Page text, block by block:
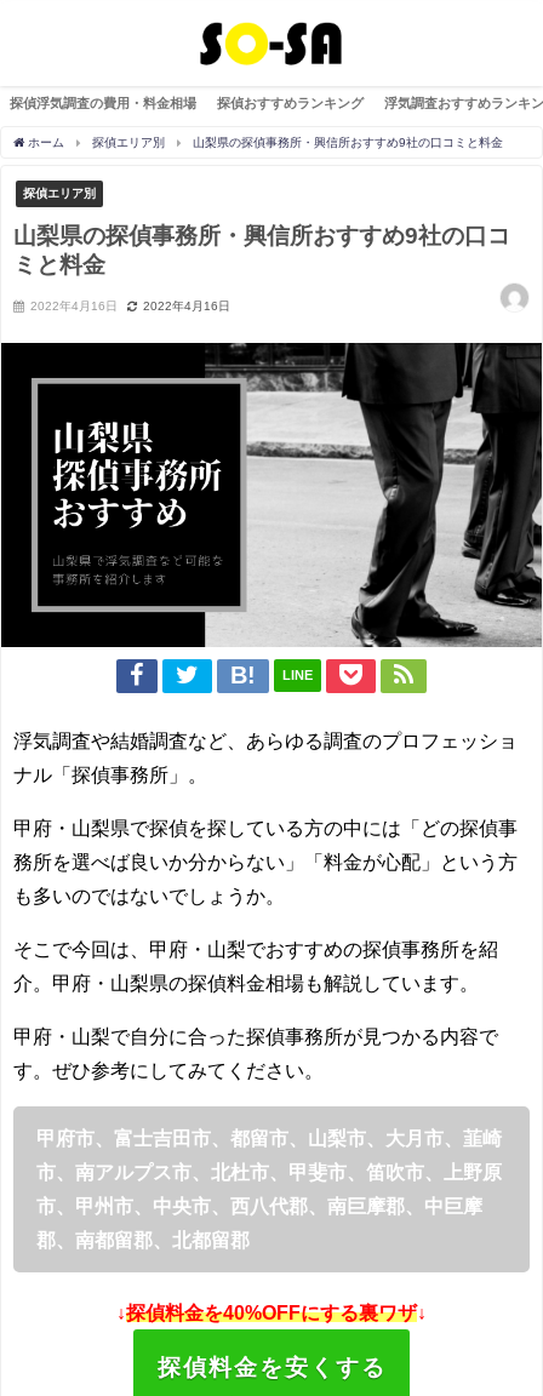
探偵浮気調査の費用・料金相場 探偵おすすめランキング 浮気調査おすすめランキ
ホーム 探偵エリア別 山梨県の探偵事務所・興信所おすすめ9社の口コミと料金
探偵エリア別
山梨県の探偵事務所・興信所おすすめ9社の口コ
ミと料金
2022年4月16日 2022年4月16日
LINE
浮気調査や結婚調査など、あらゆる調査のプロフェッショ
ナル「探偵事務所」。
甲府・山梨県で探偵を探している方の中には「どの探偵事
務所を選べば良いか分からない」「料金が心配」という方
も多いのではないでしょうか。
そこで今回は、甲府・山梨でおすすめの探偵事務所を紹
介。甲府・山梨県の探偵料金相場も解説しています。
甲府・山梨で自分に合った探偵事務所が見つかる内容で
す。ぜひ参考にしてみてください。
甲府市、富士吉田市、都留市、山梨市、大月市、韮崎
市、南アルプス市、北杜市、甲斐市、笛吹市、上野原
市、甲州市、中央市、西八代郡、南巨摩郡、中巨摩
郡、南都留郡、北都留郡
↓探偵料金を40%OFFにする裏ワザ↓
探偵料金を安くする